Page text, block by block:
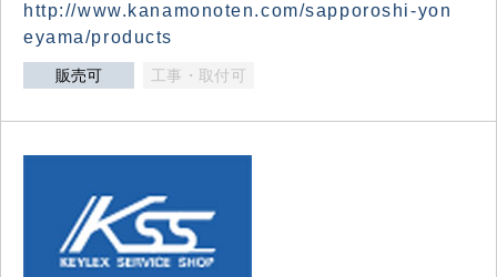
http://www.kanamonoten.com/sapporoshi-yon
eyama/products
販売可 工事・取付可